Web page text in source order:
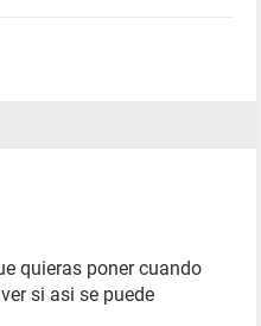
quieras poner cuando
si asi se puede